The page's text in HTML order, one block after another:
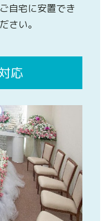
自宅に安置でき
さい。
応